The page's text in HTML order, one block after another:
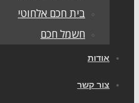
בית חכם אלחוטי
חשמל חכם
אודות
צור קשר